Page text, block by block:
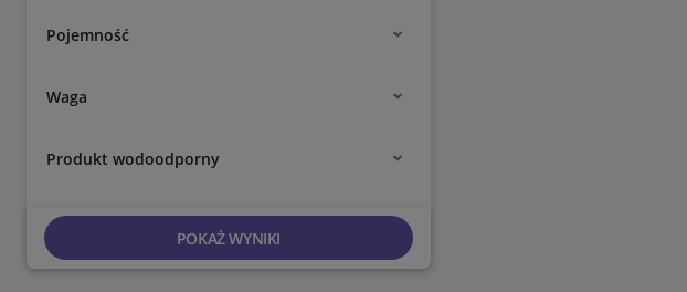
Pojemność
Waga
Produkt wodoodporny
POKAŻ WYNIKI